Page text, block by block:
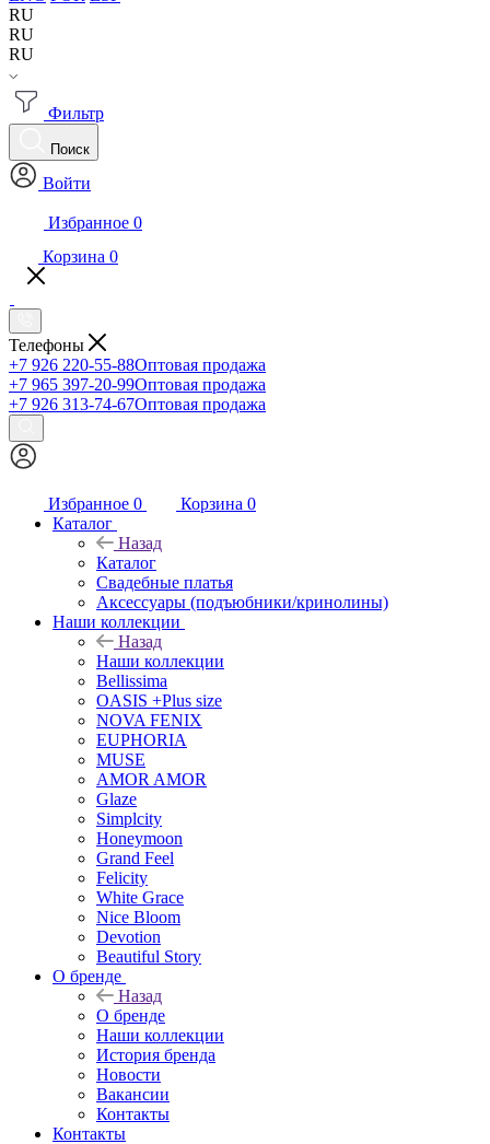
RU
RU
RU
Фильтр
Поиск
Войти
Избранное 0
Корзина 0
Телефоны
+7 926 220-55-88Оптовая продажа
+7 965 397-20-99Оптовая продажа
+7 926 313-74-67Оптовая продажа
Избранное 0 Корзина 0
Каталог
Назад
Каталог
Свадебные платья
Аксессуары (подъюбники/кринолины)
Наши коллекции
Назад
Наши коллекции
Bellissima
OASIS +Plus size
NOVA FENIX
EUPHORIA
MUSE
AMOR AMOR
Glaze
Simplcity
Honeymoon
Grand Feel
Felicity
White Grace
Nice Bloom
Devotion
Beautiful Story
О бренде
Назад
О бренде
Наши коллекции
История бренда
Новости
Вакансии
Контакты
Контакты